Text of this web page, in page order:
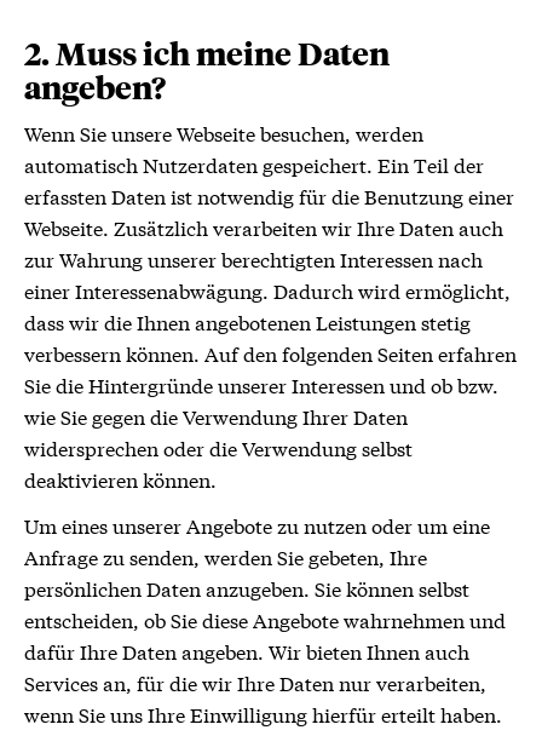
2. Muss ich meine Daten
angeben?
Wenn Sie unsere Webseite besuchen, werden
automatisch Nutzerdaten gespeichert. Ein Teil der
erfassten Daten ist notwendig für die Benutzung einer
Webseite. Zusätzlich verarbeiten wir Ihre Daten auch
zur Wahrung unserer berechtigten Interessen nach
einer Interessenabwägung. Dadurch wird ermöglicht,
dass wir die Ihnen angebotenen Leistungen stetig
verbessern können. Auf den folgenden Seiten erfahren
Sie die Hintergründe unserer Interessen und ob bzw.
wie Sie gegen die Verwendung Ihrer Daten
widersprechen oder die Verwendung selbst
deaktivieren können.
Um eines unserer Angebote zu nutzen oder um eine
Anfrage zu senden, werden Sie gebeten, Ihre
persönlichen Daten anzugeben. Sie können selbst
entscheiden, ob Sie diese Angebote wahrnehmen und
dafür Ihre Daten angeben. Wir bieten Ihnen auch
Services an, für die wir Ihre Daten nur verarbeiten,
wenn Sie uns Ihre Einwilligung hierfür erteilt haben.